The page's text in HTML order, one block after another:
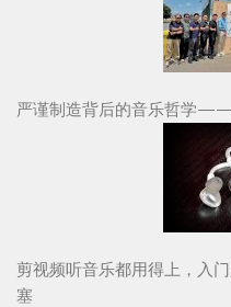
严谨制造背后的音乐哲学——
剪视频听音乐都用得上，入
塞